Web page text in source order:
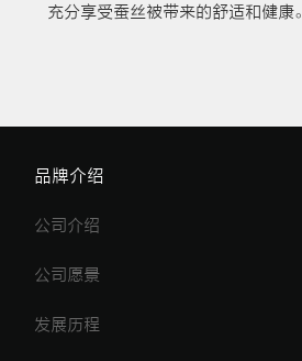
充分享受蚕丝被带来的舒适和健康。
品牌介绍
公司介绍
公司愿景
发展历程